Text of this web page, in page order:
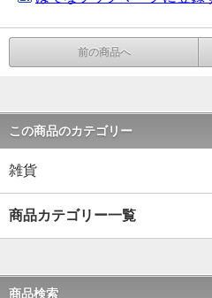
前の商品へ
この商品のカテゴリー
雑貨
商品カテゴリー一覧
商品検索